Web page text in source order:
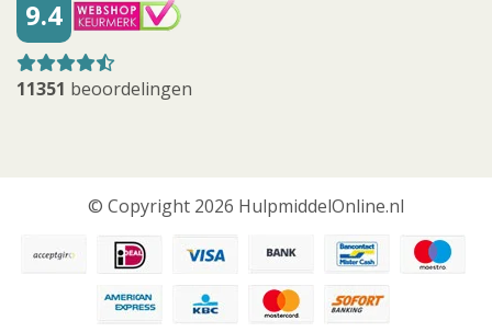
9.4
11351 beoordelingen
© Copyright 2026 HulpmiddelOnline.nl